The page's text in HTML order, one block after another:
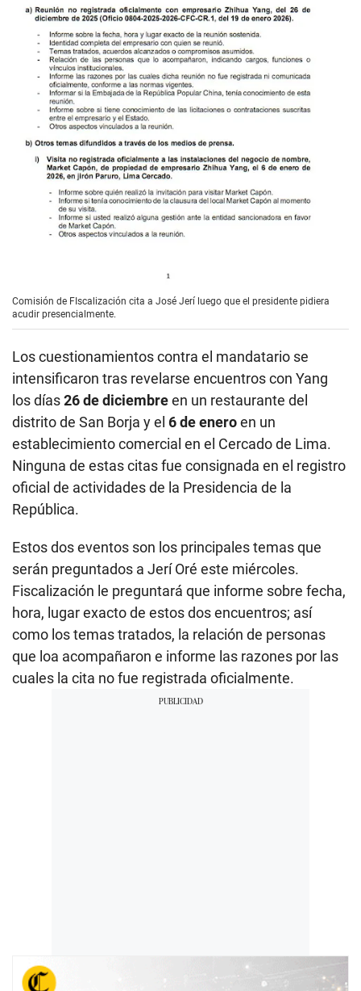
Comisión de FIscalización cita a José Jerí luego que el presidente pidiera
acudir presencialmente.
Los cuestionamientos contra el mandatario se
intensificaron tras revelarse encuentros con Yang
los días26 de diciembreen un restaurante del
distrito de San Borja y el 6 de eneroen un
establecimiento comercial en el Cercado de Lima.
Ninguna de estas citas fue consignada en el registro
oficial de actividades de la Presidencia de la
República.
Estos dos eventos son los principales temas que
serán preguntados a Jerí Oré este miércoles.
Fiscalización le preguntará que informe sobre fecha,
hora, lugar exacto de estos dos encuentros; así
como los temas tratados, la relación de personas
que loa acompañaron e informe las razones por las
cuales la cita no fue registrada oficialmente.